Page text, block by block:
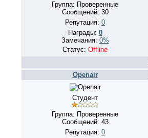
Группа: Проверенные
Сообщений: 30
Репутация: 0
Награды: 0
Замечания: 0%
Статус: Offline
Openair
Студент
Группа: Проверенные
Сообщений: 43
Репутация: 0